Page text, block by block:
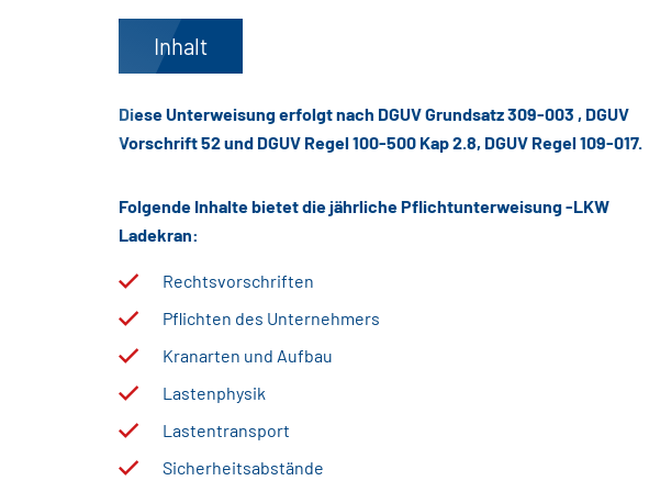
Inhalt
Diese Unterweisung erfolgt nach DGUV Grundsatz 309-003 , DGUV
Vorschrift 52 und DGUV Regel 100-500 Kap 2.8, DGUV Regel 109-017.
Folgende Inhalte bietet die jährliche Pflichtunterweisung -LKW
Ladekran:
Rechtsvorschriften
Pflichten des Unternehmers
Kranarten und Aufbau
Lastenphysik
Lastentransport
Sicherheitsabstände